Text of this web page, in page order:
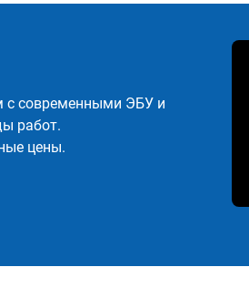
с современными ЭБУ и
работ.
цены.